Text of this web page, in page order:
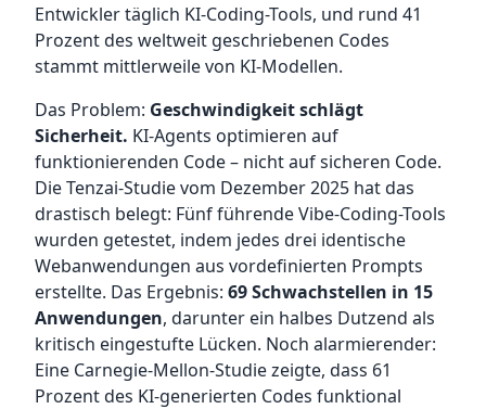
Entwickler täglich KI-Coding-Tools, und rund 41
Prozent des weltweit geschriebenen Codes
stammt mittlerweile von KI-Modellen.
Das Problem: Geschwindigkeit schlägt
Sicherheit. KI-Agents optimieren auf
funktionierenden Code – nicht auf sicheren Code.
Die Tenzai-Studie vom Dezember 2025 hat das
drastisch belegt: Fünf führende Vibe-Coding-Tools
wurden getestet, indem jedes drei identische
Webanwendungen aus vordefinierten Prompts
erstellte. Das Ergebnis: 69 Schwachstellen in 15
Anwendungen, darunter ein halbes Dutzend als
kritisch eingestufte Lücken. Noch alarmierender:
Eine Carnegie-Mellon-Studie zeigte, dass 61
Prozent des KI-generierten Codes funktional